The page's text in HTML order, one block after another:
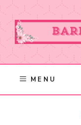
Skip
to
content
MENU